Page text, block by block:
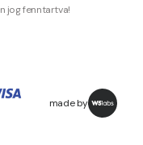
jog fenntartva!
made by